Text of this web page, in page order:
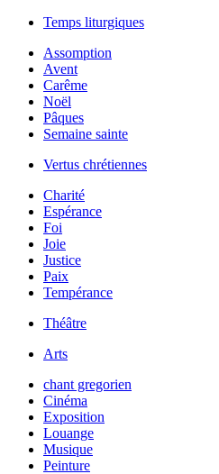
Temps liturgiques
Assomption
Avent
Carême
Noël
Pâques
Semaine sainte
Vertus chrétiennes
Charité
Espérance
Foi
Joie
Justice
Paix
Tempérance
Théâtre
Arts
chant gregorien
Cinéma
Exposition
Louange
Musique
Peinture